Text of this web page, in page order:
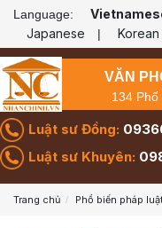
Language:
Japanese | Korean
VĂN
134
Luật sư Đồng:
Luật sư Khuyên:
Trang chủ Phổ biến pháp